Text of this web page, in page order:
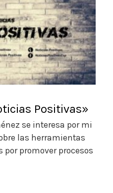
Positivas»
se interesa por mi
las herramientas
promover procesos